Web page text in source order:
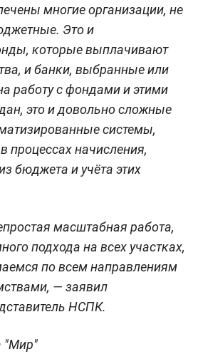
многие организации, не
Это и
которые выплачивают
и банки, выбранные или
работу с фондами и этими
это и довольно сложные
системы,
процессах начисления,
бюджета и учёта этих
масштабная работа,
подхода на всех участках,
по всем направлениям
— заявил
НСПК.
"Мир"